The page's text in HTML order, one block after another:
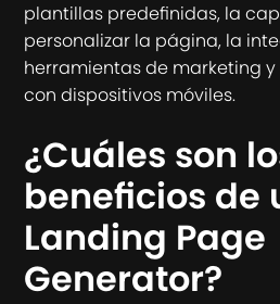
plantillas predefinidas, la
personalizar la página, la
herramientas de marketing
con dispositivos móviles.
¿Cuáles son
beneficios de
Landing Page
Generator?